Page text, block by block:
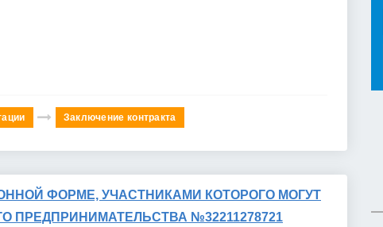
Заключение контракта
ФОРМЕ, УЧАСТНИКАМИ КОТОРОГО МОГУТ
ПРЕДПРИНИМАТЕЛЬСТВА №32211278721